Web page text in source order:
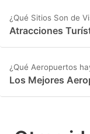
¿Qué Sitios Son de
Atracciones
¿Qué Aeropuertos
Los Mejores